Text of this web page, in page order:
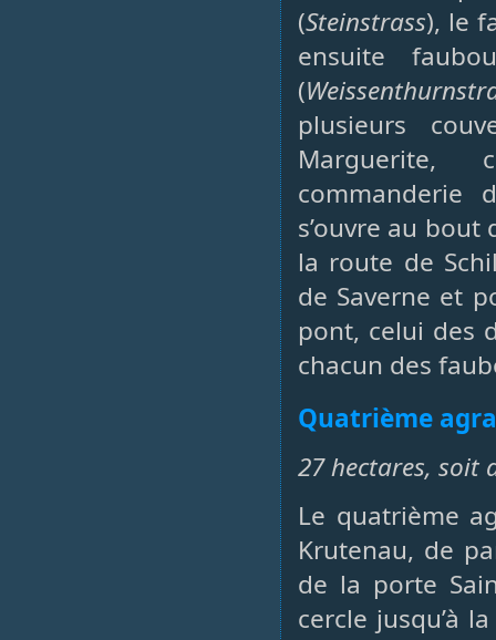
(Steinstrass), le
ensuite
(
plusieurs
Marguerite,
commanderie
s’ouvre au
la route de
de Saverne et
pont, celui des
chacun des
Quatrième
27 hectares, soit
Le quatrième
Krutenau, de
de la porte
cercle jusqu’à